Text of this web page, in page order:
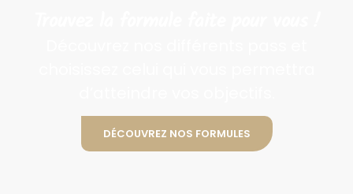
DÉCOUVREZ NOS FORMULES